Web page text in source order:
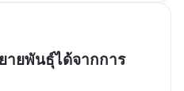
ายพันธ์ุได้จากการ